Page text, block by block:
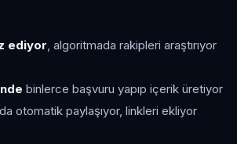
ediyor, algoritmada rakipleri araştırıyor
binlerce başvuru yapıp içerik üretiyor
otomatik paylaşıyor, linkleri ekliyor